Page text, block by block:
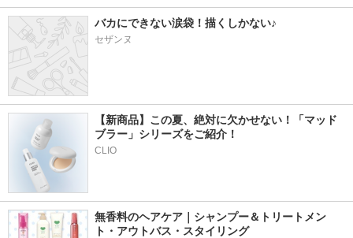
バカにできない涙袋！描くしかない♪
セザンヌ
【新商品】この夏、絶対に欠かせない！「マッド
ブラー」シリーズをご紹介！
CLIO
無香料のヘアケア｜シャンプー＆トリートメン
ト・アウトバス・スタイリング